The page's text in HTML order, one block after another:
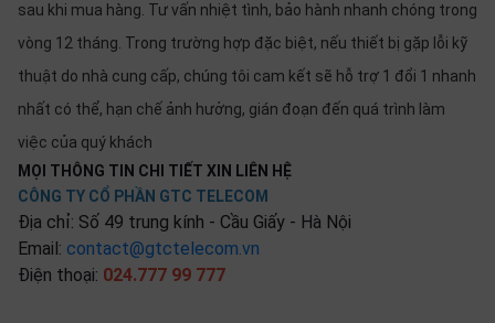
sau khi mua hàng. Tư vấn nhiệt tình, bảo hành nhanh chóng trong
vòng 12 tháng. Trong trường hợp đặc biệt, nếu thiết bị gặp lỗi kỹ
thuật do nhà cung cấp, chúng tôi cam kết sẽ hỗ trợ 1 đổi 1 nhanh
nhất có thể, hạn chế ảnh hưởng, gián đoạn đến quá trình làm
việc của quý khách
MỌI THÔNG TIN CHI TIẾT XIN LIÊN HỆ
CÔNG TY CỔ PHẦN GTC TELECOM
Địa chỉ: Số 49 trung kính - Cầu Giấy - Hà Nội
Email: contact@gtctelecom.vn
Điện thoại: 024.777 99 777